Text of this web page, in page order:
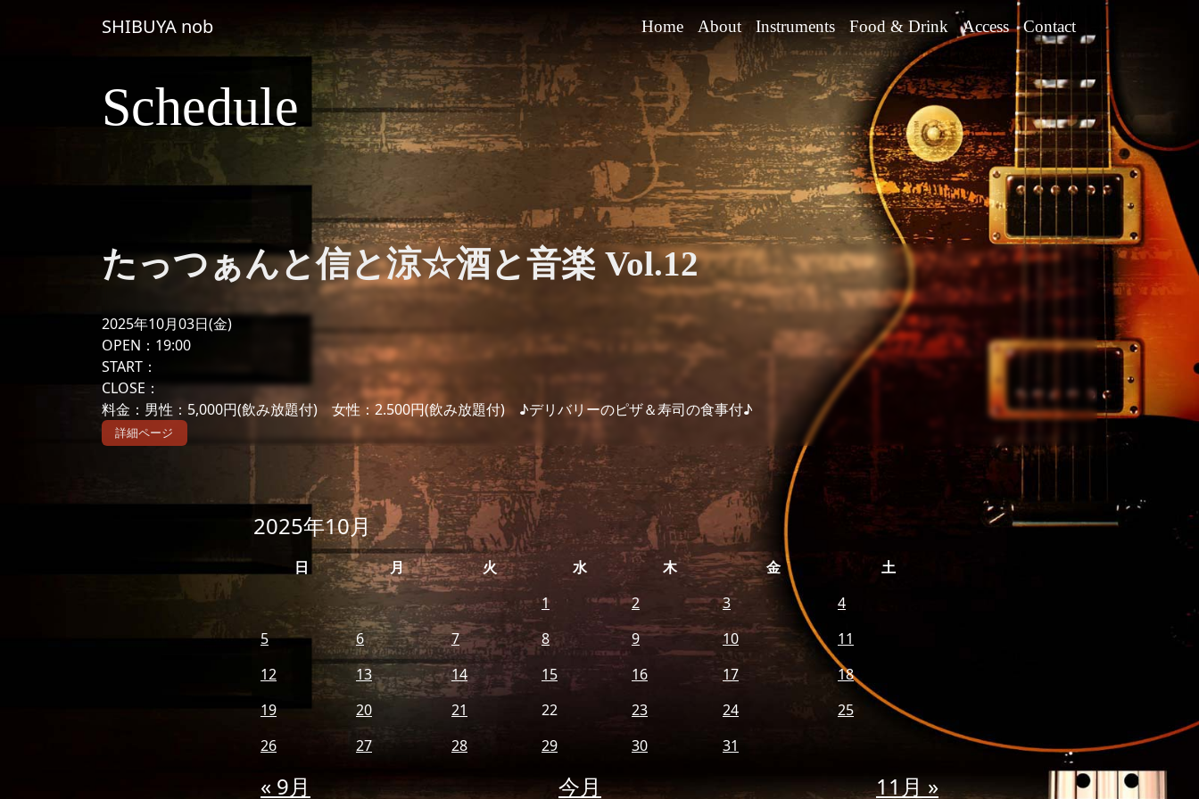
メインナビゲーション
SHIBUYA nob Home About Instruments Food & Drink Access Contact
Schedule
たっつぁんと信と涼☆酒と音楽 Vol.12
2025年10月03日(金)
OPEN：19:00
START：
CLOSE：
料金：男性：5,000円(飲み放題付) 女性：2.500円(飲み放題付) ♪デリバリーのピザ＆寿司の食事付♪
詳細ページ
2025年10月
日 月 火 水 木 金 土
« 9月 今月 11月 »
1 2 3
4
5
6 7 8 9 10
11
12
13 14 15 16 17
18
19
20 21 22 23 24
25
26
27 28 29 30 31